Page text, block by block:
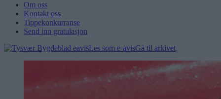
Om oss
Kontakt oss
Tippekonkurranse
Send inn gratulasjon
Les som e-avisGå til arkivet